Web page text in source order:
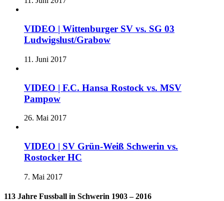
VIDEO | Wittenburger SV vs. SG 03
Ludwigslust/Grabow
11. Juni 2017
VIDEO | F.C. Hansa Rostock vs. MSV
Pampow
26. Mai 2017
VIDEO | SV Grün-Weiß Schwerin vs.
Rostocker HC
7. Mai 2017
113 Jahre Fussball in Schwerin 1903 – 2016